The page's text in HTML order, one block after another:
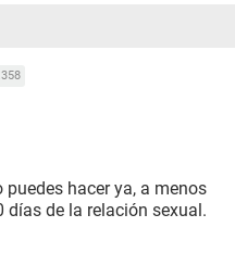
hacer ya, a menos
días de la relación sexual.